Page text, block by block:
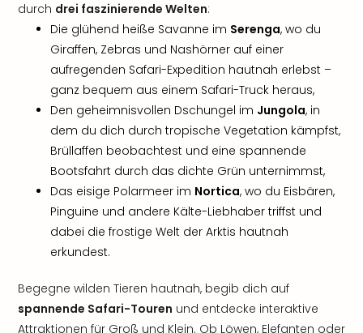
durch drei faszinierende Welten:
Die glühend heiße Savanne im Serenga, wo du
Giraffen, Zebras und Nashörner auf einer
aufregenden Safari-Expedition hautnah erlebst –
ganz bequem aus einem Safari-Truck heraus,
Den geheimnisvollen Dschungel im Jungola, in
dem du dich durch tropische Vegetation kämpfst,
Brüllaffen beobachtest und eine spannende
Bootsfahrt durch das dichte Grün unternimmst,
Das eisige Polarmeer im Nortica, wo du Eisbären,
Pinguine und andere Kälte-Liebhaber triffst und
dabei die frostige Welt der Arktis hautnah
erkundest.
Begegne wilden Tieren hautnah, begib dich auf
spannende Safari-Touren und entdecke interaktive
Attraktionen für Groß und Klein. Ob Löwen, Elefanten oder